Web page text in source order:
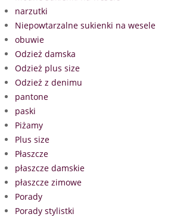
narzutki
Niepowtarzalne sukienki na wesele
obuwie
Odzież damska
Odzież plus size
Odzież z denimu
pantone
paski
Piżamy
Plus size
Płaszcze
płaszcze damskie
płaszcze zimowe
Porady
Porady stylistki